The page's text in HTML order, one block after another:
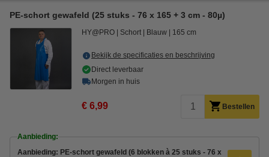
PE-schort gewafeld (25 stuks - 76 x 165 + 3 cm - 80µ)
HY@PRO Schort Blauw 165 cm
Bekijk de specificaties en beschrijving
Direct leverbaar
Morgen in huis
€ 6,99 Bestellen
Aanbieding:
Aanbieding: PE-schort gewafeld (6 blokken à 25 stuks - 76 x